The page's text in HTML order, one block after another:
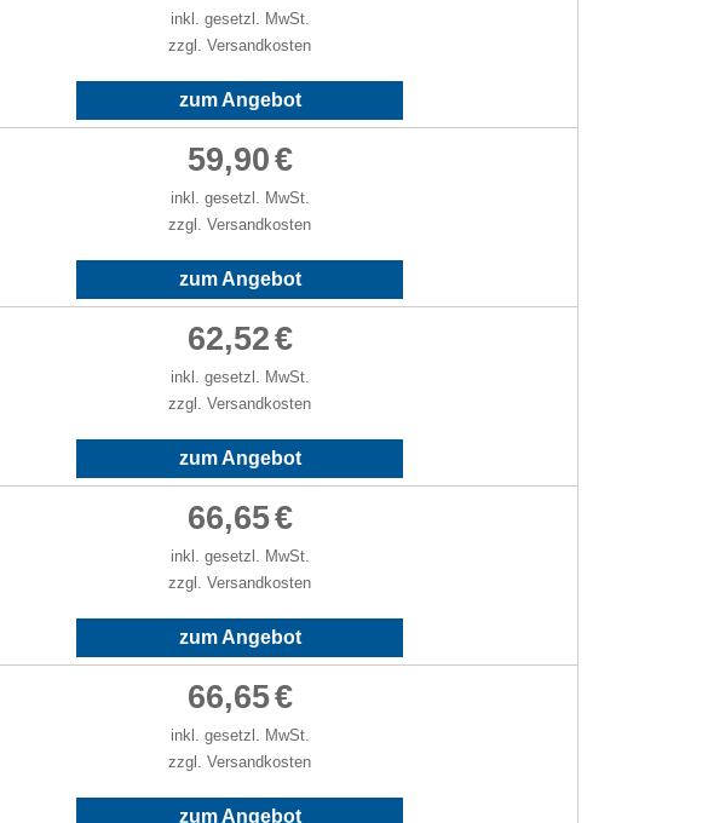
inkl. gesetzl. MwSt.
zzgl. Versandkosten
zum Angebot
59,90€
inkl. gesetzl. MwSt.
zzgl. Versandkosten
zum Angebot
62,52€
inkl. gesetzl. MwSt.
zzgl. Versandkosten
zum Angebot
66,65€
inkl. gesetzl. MwSt.
zzgl. Versandkosten
zum Angebot
66,65€
inkl. gesetzl. MwSt.
zzgl. Versandkosten
zum Angebot